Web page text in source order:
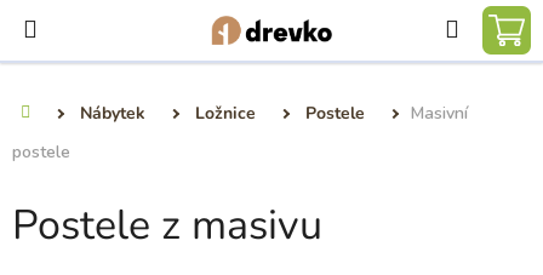
obsah
Hledat
Nábytek Ložnice Postele
Masivní
postele
Postele z masivu